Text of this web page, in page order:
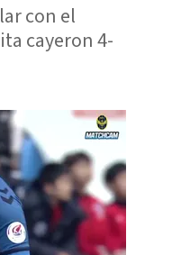
con el
cayeron 4-